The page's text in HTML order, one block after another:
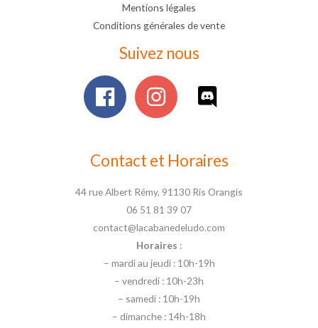
Mentions légales
Conditions générales de vente
Suivez nous
Contact et Horaires
44 rue Albert Rémy, 91130 Ris Orangis
06 51 81 39 07
contact@lacabanedeludo.com
Horaires :
– mardi au jeudi : 10h-19h
– vendredi : 10h-23h
– samedi : 10h-19h
– dimanche : 14h-18h